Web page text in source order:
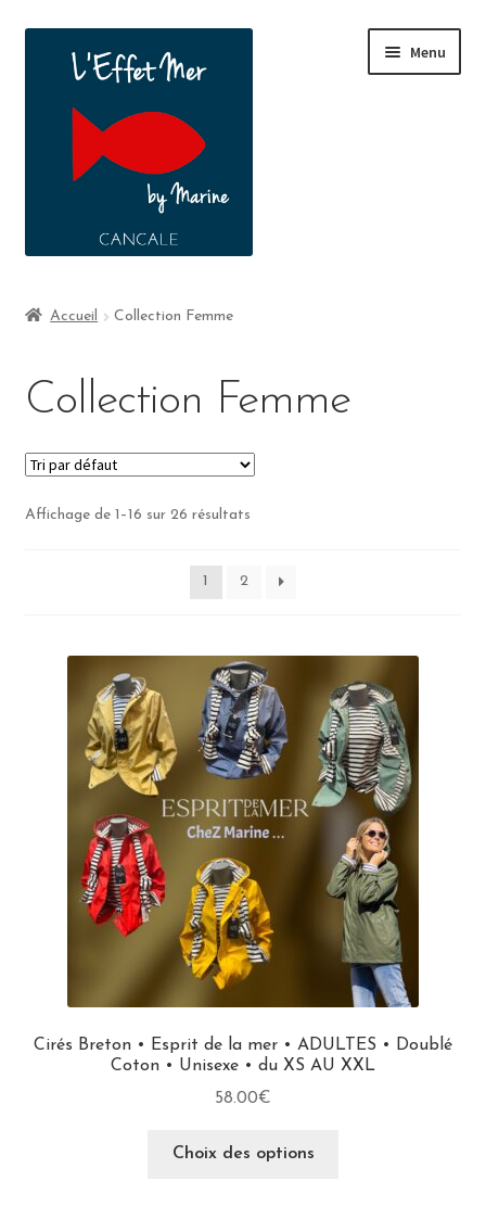
Menu
Contact
Accueil Collection Femme
Collection Femme
Affichage de 1–16 sur 26 résultats
1 2
Cirés Breton • Esprit de la mer • ADULTES • Doublé
Coton • Unisexe • du XS AU XXL
58.00€
Choix des options